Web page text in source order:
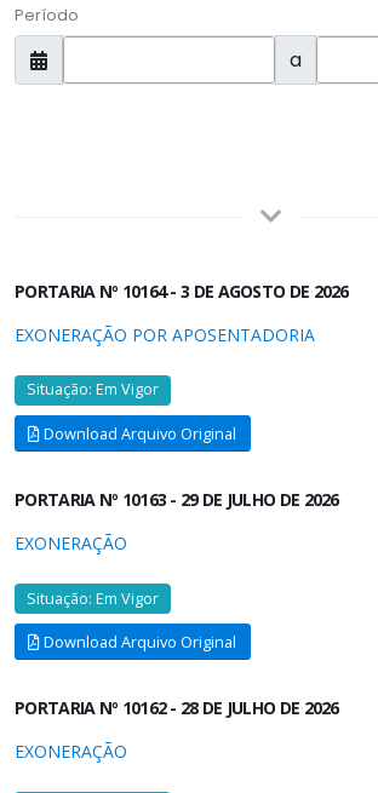
Período
a
PORTARIA Nº 10164 - 3 DE AGOSTO DE 2026
EXONERAÇÃO POR APOSENTADORIA
Situação: Em Vigor
Download Arquivo Original
PORTARIA Nº 10163 - 29 DE JULHO DE 2026
EXONERAÇÃO
Situação: Em Vigor
Download Arquivo Original
PORTARIA Nº 10162 - 28 DE JULHO DE 2026
EXONERAÇÃO